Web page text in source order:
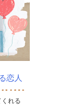
恋人
れる